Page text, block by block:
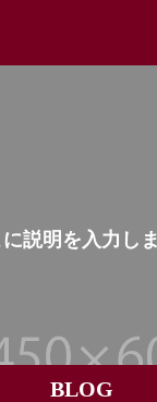
BLOG
に説明 を 入 力 し ま